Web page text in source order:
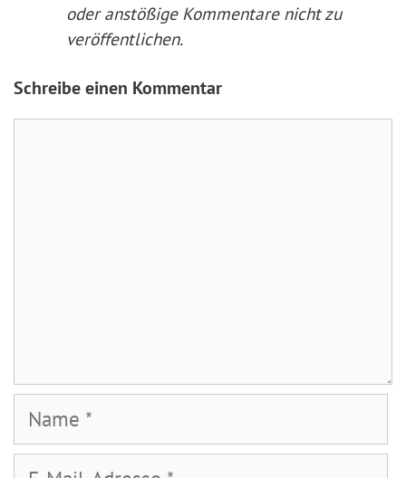
oder anstößige Kommentare nicht zu
veröffentlichen.
Schreibe einen Kommentar